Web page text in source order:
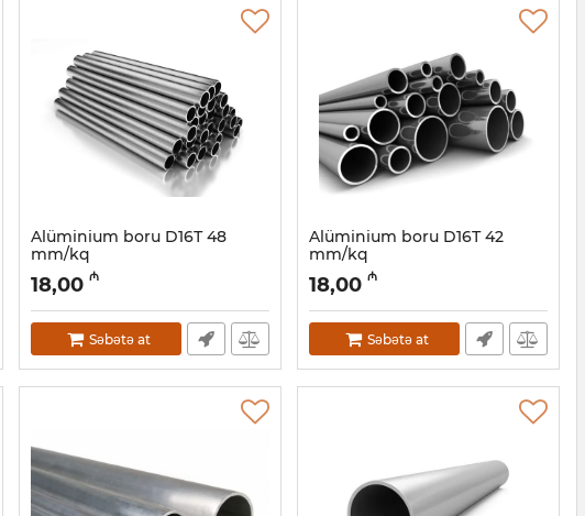
Alüminium boru D16Т 48
mm/kq
Artikul: 030001054
18,00 ₼
Səbətə at
Alüminium boru D16Т 42
mm/kq
Artikul: 030001053
18,00 ₼
Səbətə at